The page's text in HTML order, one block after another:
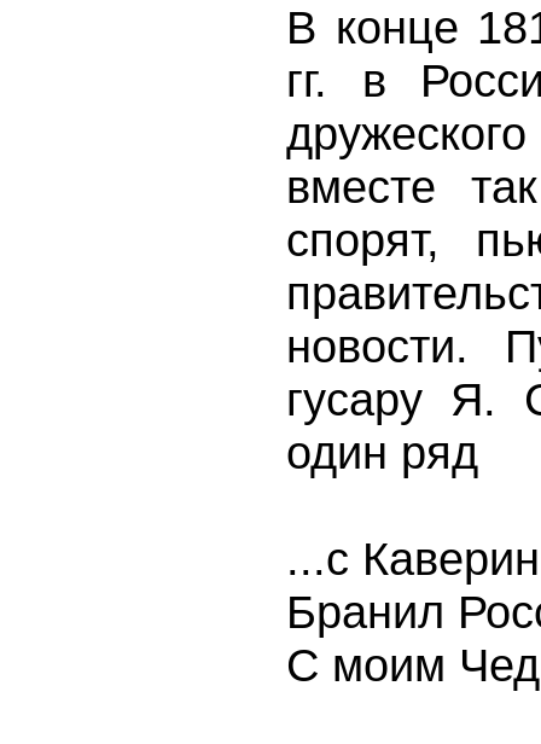
В конце
гг. в
вместе
спорят,
новости.
гусару Я.
один ряд
...с
Бранил
С моим